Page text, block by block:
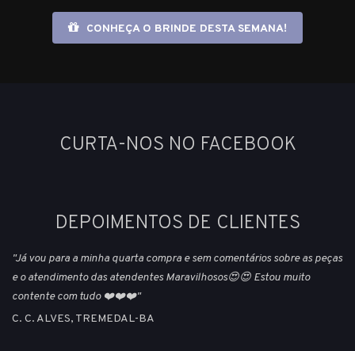
CONHEÇA O BRINDE DESTA SEMANA!
CURTA-NOS NO FACEBOOK
DEPOIMENTOS DE CLIENTES
"Já vou para a minha quarta compra e sem comentários sobre as peças
e o atendimento das atendentes Maravilhosos😍😍 Estou muito
contente com tudo ❤️❤️❤️"
C. C. ALVES, TREMEDAL-BA